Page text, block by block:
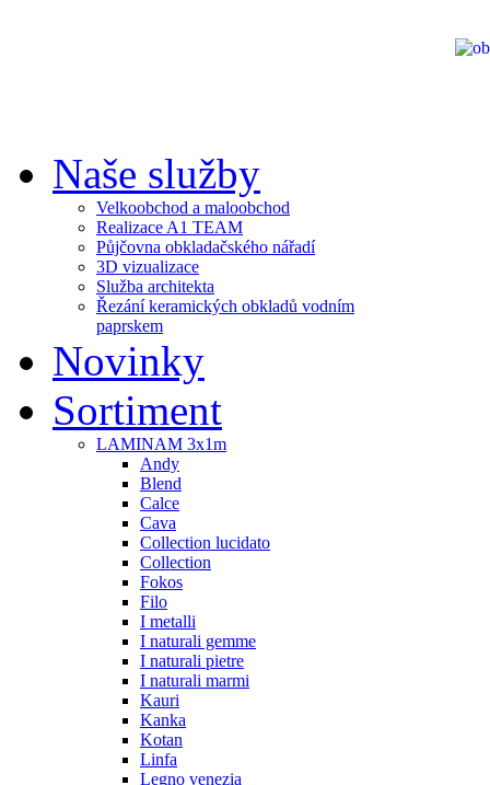
Naše služby
Velkoobchod a maloobchod
Realizace A1 TEAM
Půjčovna obkladačského nářadí
3D vizualizace
Služba architekta
Řezání keramických obkladů vodním
paprskem
Novinky
Sortiment
LAMINAM 3x1m
Andy
Blend
Calce
Cava
Collection lucidato
Collection
Fokos
Filo
I metalli
I naturali gemme
I naturali pietre
I naturali marmi
Kauri
Kanka
Kotan
Linfa
Legno venezia